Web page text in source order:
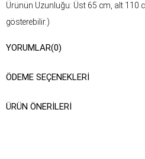
Ürünün Uzunluğu: Üst 65 cm, alt 110
gösterebilir.)
Yıkama Talimatı : Ürünün iç
talimatına ulaşabilirsiniz.
YORUMLAR(0)
ÖDEME SEÇENEKLERI
ÜRÜN ÖNERILERI